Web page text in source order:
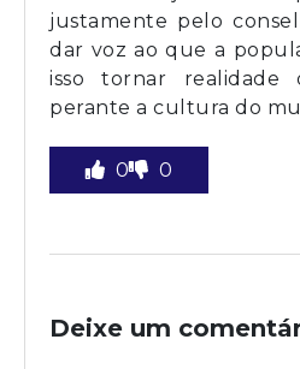
justamente pelo
dar voz ao que a
isso tornar realidade
perante a cultura do
0 0
Deixe um